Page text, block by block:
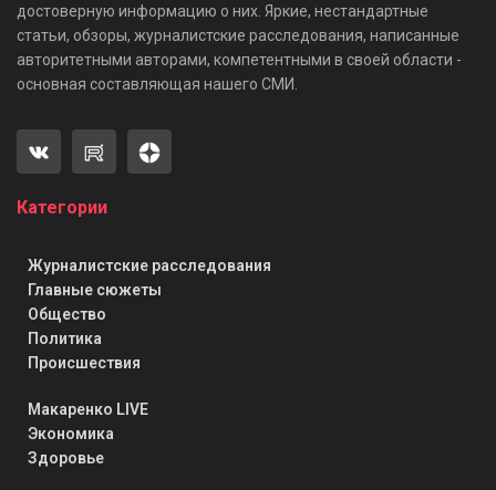
достоверную информацию о них. Яркие, нестандартные
статьи, обзоры, журналистские расследования, написанные
авторитетными авторами, компетентными в своей области -
основная составляющая нашего СМИ.
Категории
Журналистские расследования
Главные сюжеты
Общество
Политика
Происшествия
Макаренко LIVE
Экономика
Здоровье